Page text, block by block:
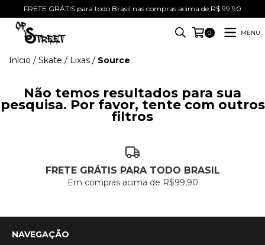
FRETE GRÁTIS para todo Brasil nas compras acima de R$ 99,90
0 MENU
Início / Skate / Lixas / Source
Não temos resultados para sua
pesquisa. Por favor, tente com outros
filtros
FRETE GRÁTIS PARA TODO BRASIL
Em compras acima de R$99,90
NAVEGAÇÃO